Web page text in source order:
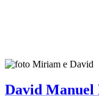
David